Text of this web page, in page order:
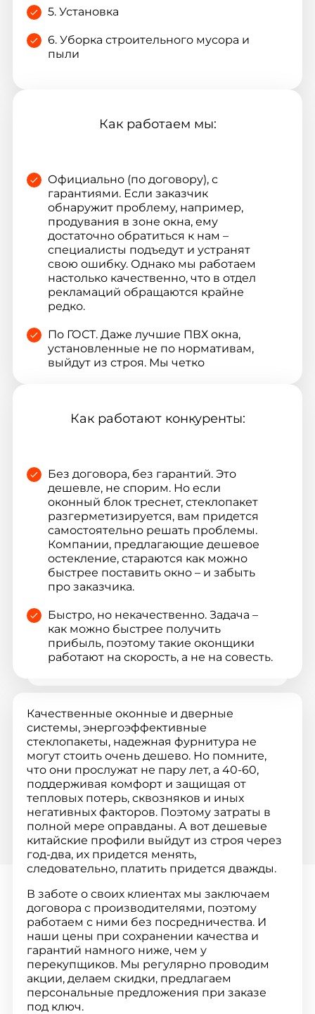
5. Установка
6. Уборка строительного мусора и
пыли
Как работаем мы:
Официально (по договору), с
гарантиями. Если заказчик
обнаружит проблему, например,
продувания в зоне окна, ему
достаточно обратиться к нам –
специалисты подъедут и устранят
свою ошибку. Однако мы работаем
настолько качественно, что в отдел
рекламаций обращаются крайне
редко.
По ГОСТ. Даже лучшие ПВХ окна,
установленные не по нормативам,
выйдут из строя. Мы четко
С надежными изготовителями.
Конструкции не вызывают проблем
со здоровьем, прослужат 40-60 лет.
Как работают конкуренты:
Без договора, без гарантий. Это
дешевле, не спорим. Но если
оконный блок треснет, стеклопакет
разгерметизируется, вам придется
самостоятельно решать проблемы.
Компании, предлагающие дешевое
остекление, стараются как можно
быстрее поставить окно – и забыть
про заказчика.
Быстро, но некачественно. Задача –
как можно быстрее получить
прибыль, поэтому такие оконщики
работают на скорость, а не на совесть.
Недорогое сырье нередко
неэкологичное, имеет неприятный
запах. В лучшем случае окна через
полгода пожелтеют. В худшем –
потребуют замену.
Качественные оконные и дверные
системы, энергоэффективные
стеклопакеты, надежная фурнитура не
могут стоить очень дешево. Но помните,
что они прослужат не пару лет, а 40-60,
поддерживая комфорт и защищая от
тепловых потерь, сквозняков и иных
негативных факторов. Поэтому затраты в
полной мере оправданы. А вот дешевые
китайские профили выйдут из строя через
год-два, их придется менять,
следовательно, платить придется дважды.
В заботе о своих клиентах мы заключаем
договора с производителями, поэтому
работаем с ними без посредничества. И
наши цены при сохранении качества и
гарантий намного ниже, чем у
перекупщиков. Мы регулярно проводим
акции, делаем скидки, предлагаем
персональные предложения при заказе
под ключ.